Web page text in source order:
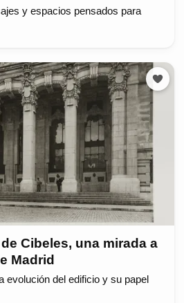
y espacios pensados para
Cibeles, una mirada a
Madrid
evolución del edificio y su papel